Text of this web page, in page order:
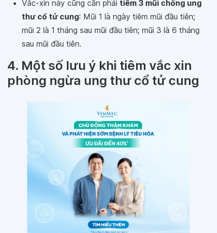
Vắc-xin này cũng cần phải tiêm 3 mũi chống ung
thư cổ tử cung: Mũi 1 là ngày tiêm mũi đầu tiên;
mũi 2 là 1 tháng sau mũi đầu tiên; mũi 3 là 6 tháng
sau mũi đầu tiên.
4. Một số lưu ý khi tiêm vắc xin
phòng ngừa ung thư cổ tử cung